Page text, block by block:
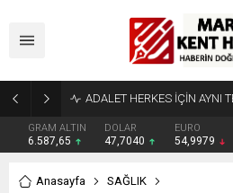
GRAM ALTIN
6.587,65
DOLAR
47,7040
EURO
54,9979
Anasayfa
SAĞLIK